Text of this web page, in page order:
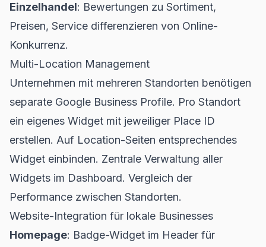
Einzelhandel: Bewertungen zu Sortiment,
Preisen, Service differenzieren von Online-
Konkurrenz.
Multi-Location Management
Unternehmen mit mehreren Standorten benötigen
separate Google Business Profile. Pro Standort
ein eigenes Widget mit jeweiliger Place ID
erstellen. Auf Location-Seiten entsprechendes
Widget einbinden. Zentrale Verwaltung aller
Widgets im Dashboard. Vergleich der
Performance zwischen Standorten.
Website-Integration für lokale Businesses
Homepage: Badge-Widget im Header für